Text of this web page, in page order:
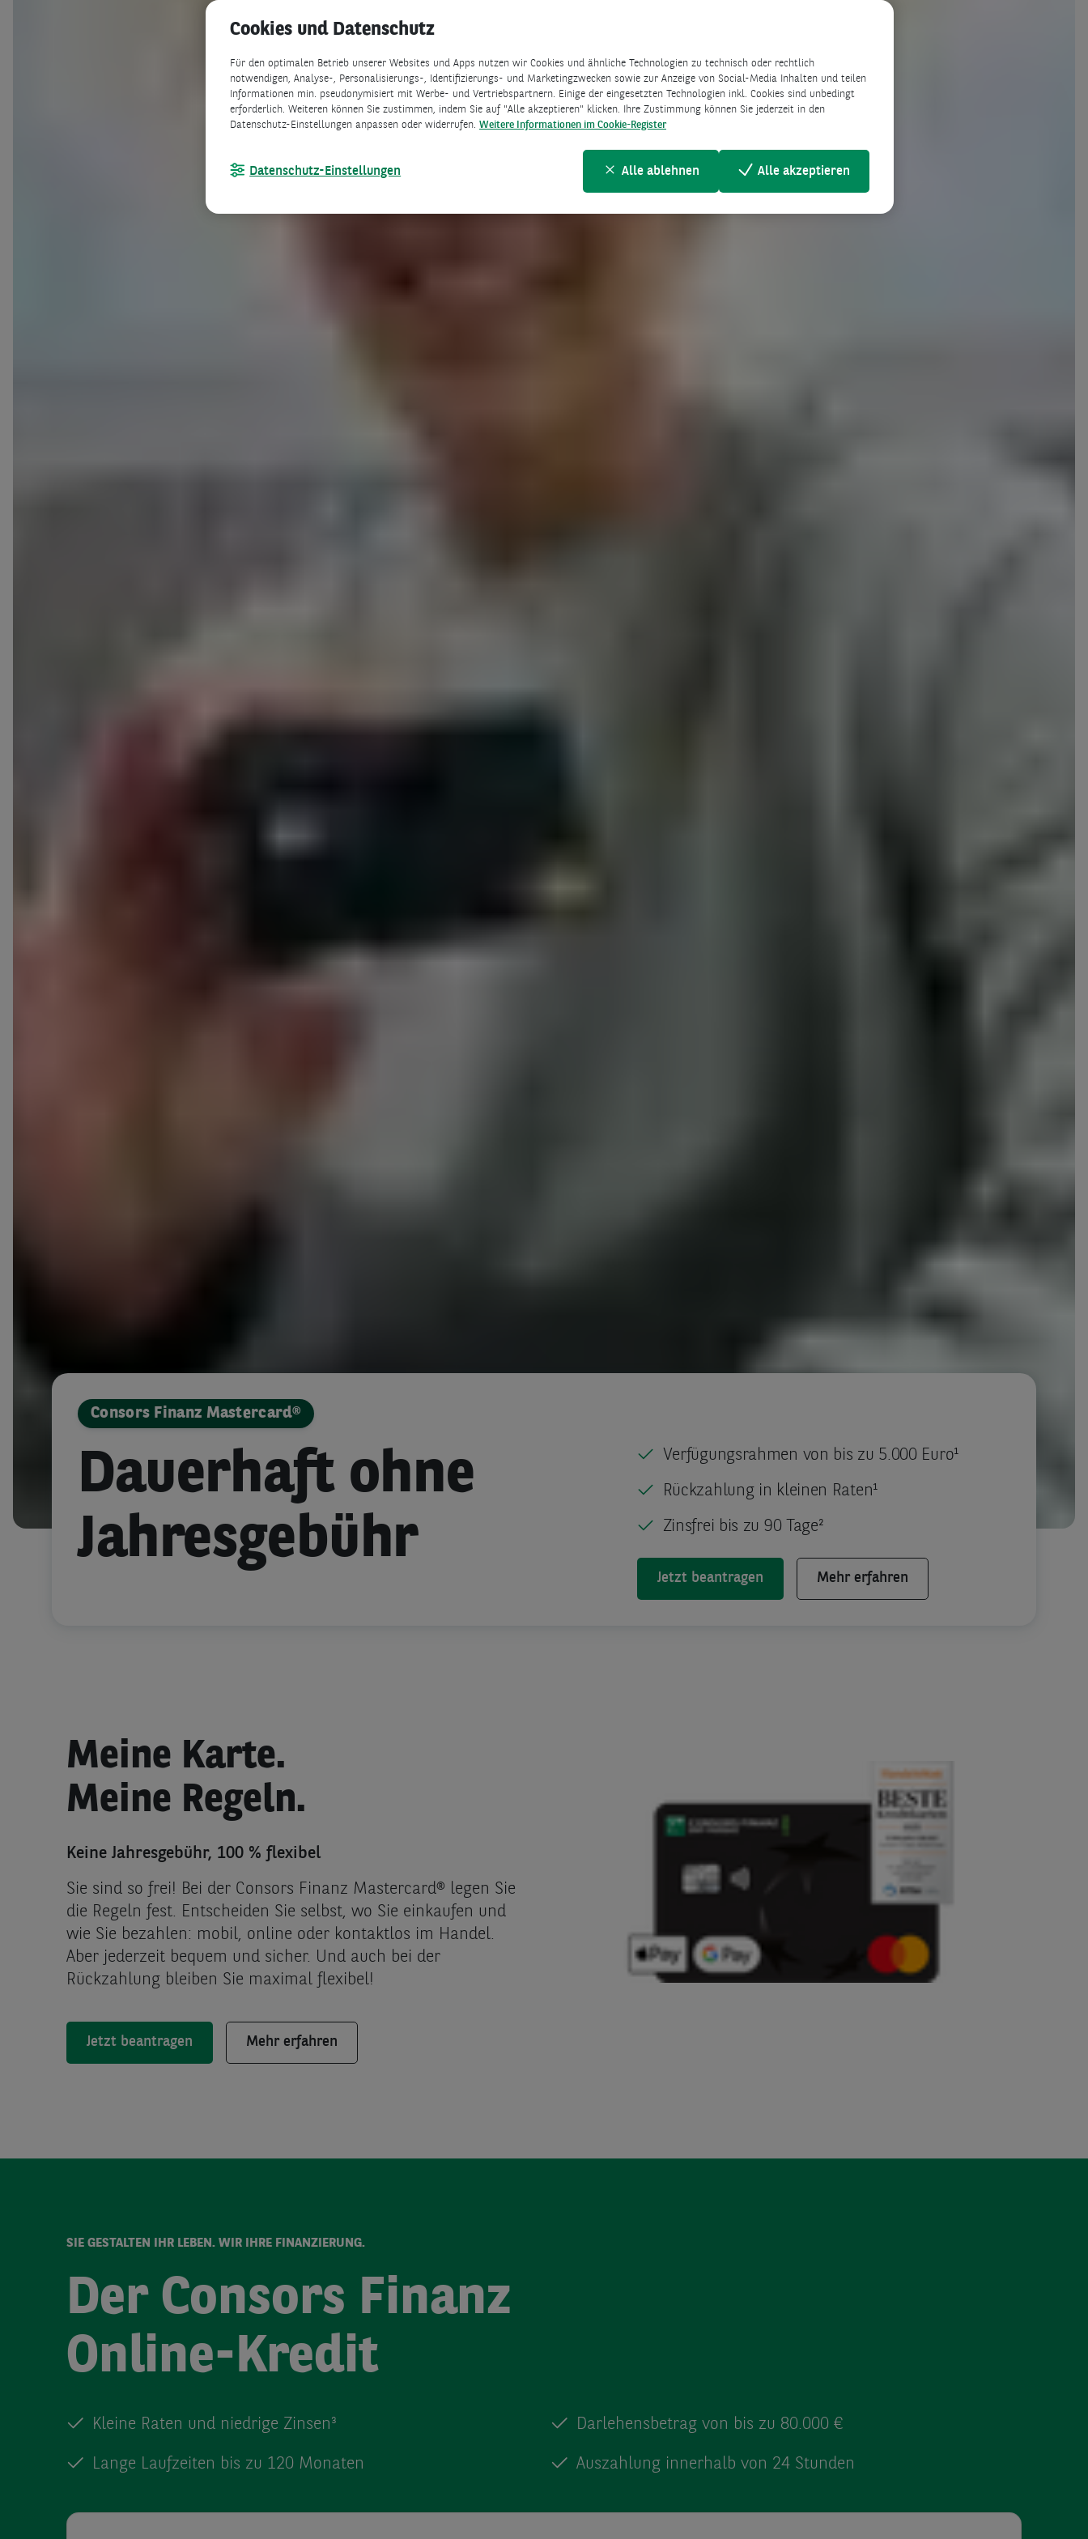
Consors Finanz Mastercard®
Dauerhaft ohne
Jahresgebühr
Verfügungsrahmen von bis zu 5.000 Euro¹
Rückzahlung in kleinen Raten¹
Zinsfrei bis zu 90 Tage²
Jetzt beantragen Mehr erfahren
Meine Karte.
Meine Regeln.
Keine Jahresgebühr, 100 % flexibel
Sie sind so frei! Bei der Consors Finanz Mastercard® legen Sie
die Regeln fest. Entscheiden Sie selbst, wo Sie einkaufen und
wie Sie bezahlen: mobil, online oder kontaktlos im Handel.
Aber jederzeit bequem und sicher. Und auch bei der
Rückzahlung bleiben Sie maximal flexibel!
Jetzt beantragen Mehr erfahren
SIE GESTALTEN IHR LEBEN. WIR IHRE FINANZIERUNG.
Der Consors Finanz
Online-Kredit
Kleine Raten und niedrige Zinsen³
Lange Laufzeiten bis zu 120 Monaten
Darlehensbetrag von bis zu 80.000 €
Auszahlung innerhalb von 24 Stunden
Cookies und Datenschutz
Für den optimalen Betrieb unserer Websites und Apps nutzen wir Cookies und ähnliche Technologien zu technisch oder rechtlich
notwendigen, Analyse-, Personalisierungs-, Identifizierungs- und Marketingzwecken sowie zur Anzeige von Social-Media Inhalten und teilen
Informationen min. pseudonymisiert mit Werbe- und Vertriebspartnern. Einige der eingesetzten Technologien inkl. Cookies sind unbedingt
erforderlich. Weiteren können Sie zustimmen, indem Sie auf "Alle akzeptieren" klicken. Ihre Zustimmung können Sie jederzeit in den
Datenschutz-Einstellungen anpassen oder widerrufen. Weitere Informationen im Cookie-Register
Datenschutz-Einstellungen Alle ablehnen Alle akzeptieren